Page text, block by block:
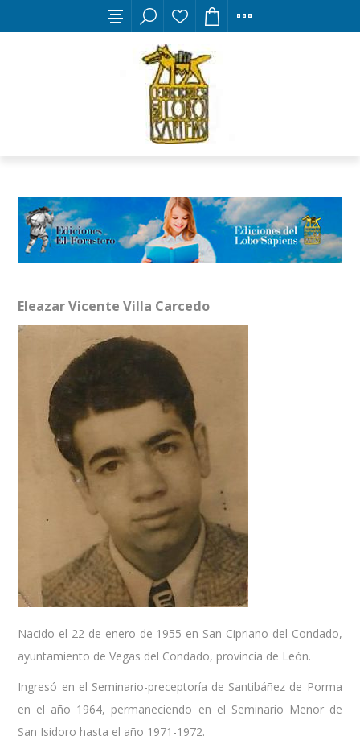
Eleazar Vicente Villa Carcedo
Nacido el 22 de enero de 1955 en San Cipriano del Condado,
ayuntamiento de Vegas del Condado, provincia de León.
Ingresó en el Seminario-preceptoría de Santibáñez de Porma
en el año 1964, permaneciendo en el Seminario Menor de
San Isidoro hasta el año 1971-1972.